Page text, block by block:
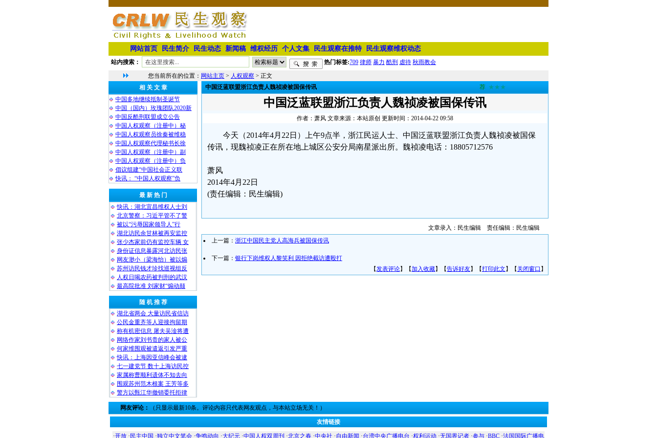
网站首页 民生简介 民生动态 新闻稿 维权经历 个人文集 民生观察在推特 民生观察维权动态
站内搜索： 热门标签:709 律师 暴力 酷刑 虐待 秋雨教会
您当前所在的位置： 网站主页 > 人权观察 > 正文
相 关 文 章
中国多地继续抵制圣诞节
中国（国内）玫瑰团队2020新
中国反酷刑联盟成立公告
中国人权观察（注册中）秘
中国人权观察员徐秦被维稳
中国人权观察代理秘书长徐
中国人权观察（注册中）副
中国人权观察（注册中）负
倡议组建“中国社会正义联
快讯： “中国人权观察”负
最 新 热 门
快讯：湖北宜昌维权人士刘
北京警察：习近平管不了警
被以“污辱国家领导人”行
湖北访民余甘林被再安监控
张少杰家前仍有监控车辆 女
身份证信息暴露河北访民张
网友渺小（梁海怡）被以煽
苏州访民钱才珍找巡视组反
人权日喝农药被判刑的武汉
最高院批准 刘家财“煽动颠
随 机 推 荐
湖北省两会 大量访民省信访
公民金重齐等人迎接拘留期
称有机密信息 屠夫吴淦将遭
网络作家刘书贵的家人被公
何家维围观被遣返引发严重
快讯：上海因亚信峰会被逮
七一建党节 数十上海访民控
家属称曹顺利遗体不知去向
围观苏州范木根案 王芳等多
警方以甄江华撤销委托拒律
中国泛蓝联盟浙江负责人魏祯凌被国保传讯 荐 ★★★
中国泛蓝联盟浙江负责人魏祯凌被国保传讯
作者：萧风 文章来源：本站原创 更新时间：2014-04-22 09:58
今天（2014年4月22日）上午9点半，浙江民运人士、中国泛蓝联盟浙江负责人魏祯凌被国保
传讯，现魏祯凌正在所在地上城区公安分局南星派出所。魏祯凌电话：18805712576
萧风
2014年4月22日
(责任编辑：民生编辑)
文章录入：民生编辑 责任编辑：民生编辑
上一篇： 浙江中国民主党人高海兵被国保传讯
下一篇： 银行下岗维权人黎笑利 因拒绝截访遭殴打
【发表评论】【加入收藏】【告诉好友】【打印此文 】【 关闭窗口 】
网友评论： （只显示最新10条。评论内容只代表网友观点，与本站立场无关！）
友情链接
·开放 · 民主中国 ·独立中文笔会 ·争鸣动向 ·大纪元 ·中国人权双周刊 ·北京之春 ·中央社 ·自由新闻 ·台湾中央广播电台 ·权利运动 ·无国界记者 ·参与 ·BBC ·法国国际广播电